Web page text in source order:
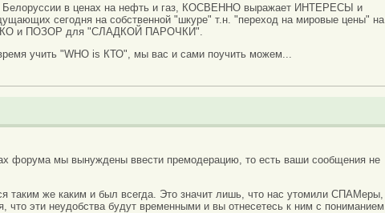
Белоруссии в ценах на нефть и газ, КОСВЕННО выражает ИНТЕРЕСЫ и
сегодня на собственной "шкуре" т.н. "переход на мировые цены" на
и ПОЗОР для "СЛАДКОЙ ПАРОЧКИ".
учить "WHO is КТО", мы вас и сами поучить можем...
форума мы вынуждены ввести премодерацию, то есть ваши сообщения не
таким же каким и был всегда. Это значит лишь, что нас утомили СПАМеры,
эти неудобства будут временными и вы отнесетесь к ним с пониманием.